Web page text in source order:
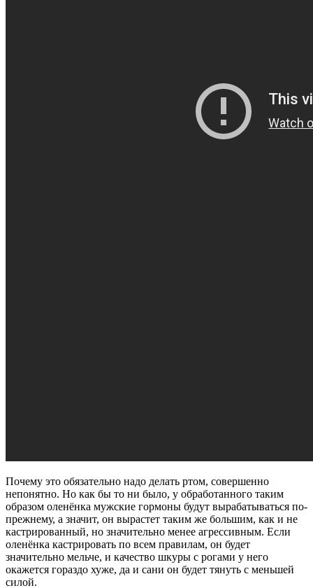
Почему это обязательно надо делать ртом, совершенно
непонятно. Но как бы то ни было, у обработанного таким
образом оленёнка мужские гормоны будут вырабатываться по-
прежнему, а значит, он вырастет таким же большим, как и не
кастрированный, но значительно менее агрессивным. Если
оленёнка кастрировать по всем правилам, он будет
значительно мельче, и качество шкуры с рогами у него
окажется гораздо хуже, да и сани он будет тянуть с меньшей
силой.